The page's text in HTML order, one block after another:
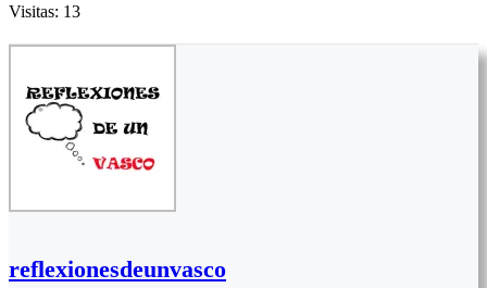
Visitas: 13
reflexionesdeunvasco